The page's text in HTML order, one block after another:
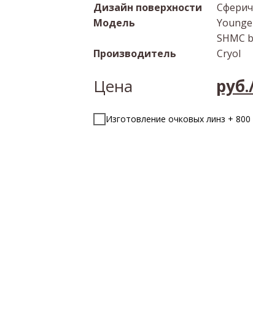
Дизайн поверхности
Модель
Производитель
SHMC
Cryol
Цена
Изготовление очковых линз + 800